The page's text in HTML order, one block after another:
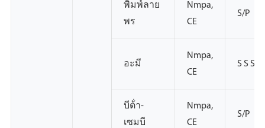
พิมพ์ลาย
พร
Nmpa,
CE
S/P
อะมี
Nmpa,
CE
S S S
บีต้่า-
เซมบี
Nmpa,
CE
S/P